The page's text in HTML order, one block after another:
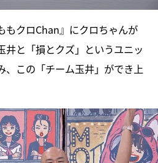
もクロChan』にクロちゃんが
井と「損とクズ」というユニッ
、この「チーム玉井」ができ上